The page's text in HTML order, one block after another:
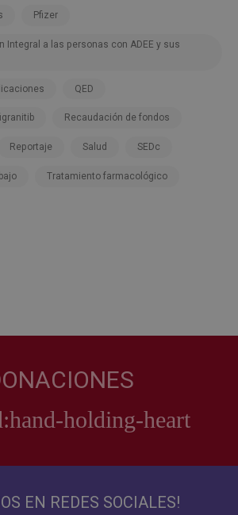
Pfizer
Integral a las personas con ADEE y sus
QED
Recaudación de fondos
Reportaje Salud SEDc
Tratamiento farmacológico
EN REDES SOCIALES!